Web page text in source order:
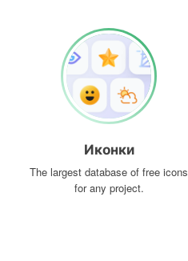
Иконки
The largest database of free icons
for any project.